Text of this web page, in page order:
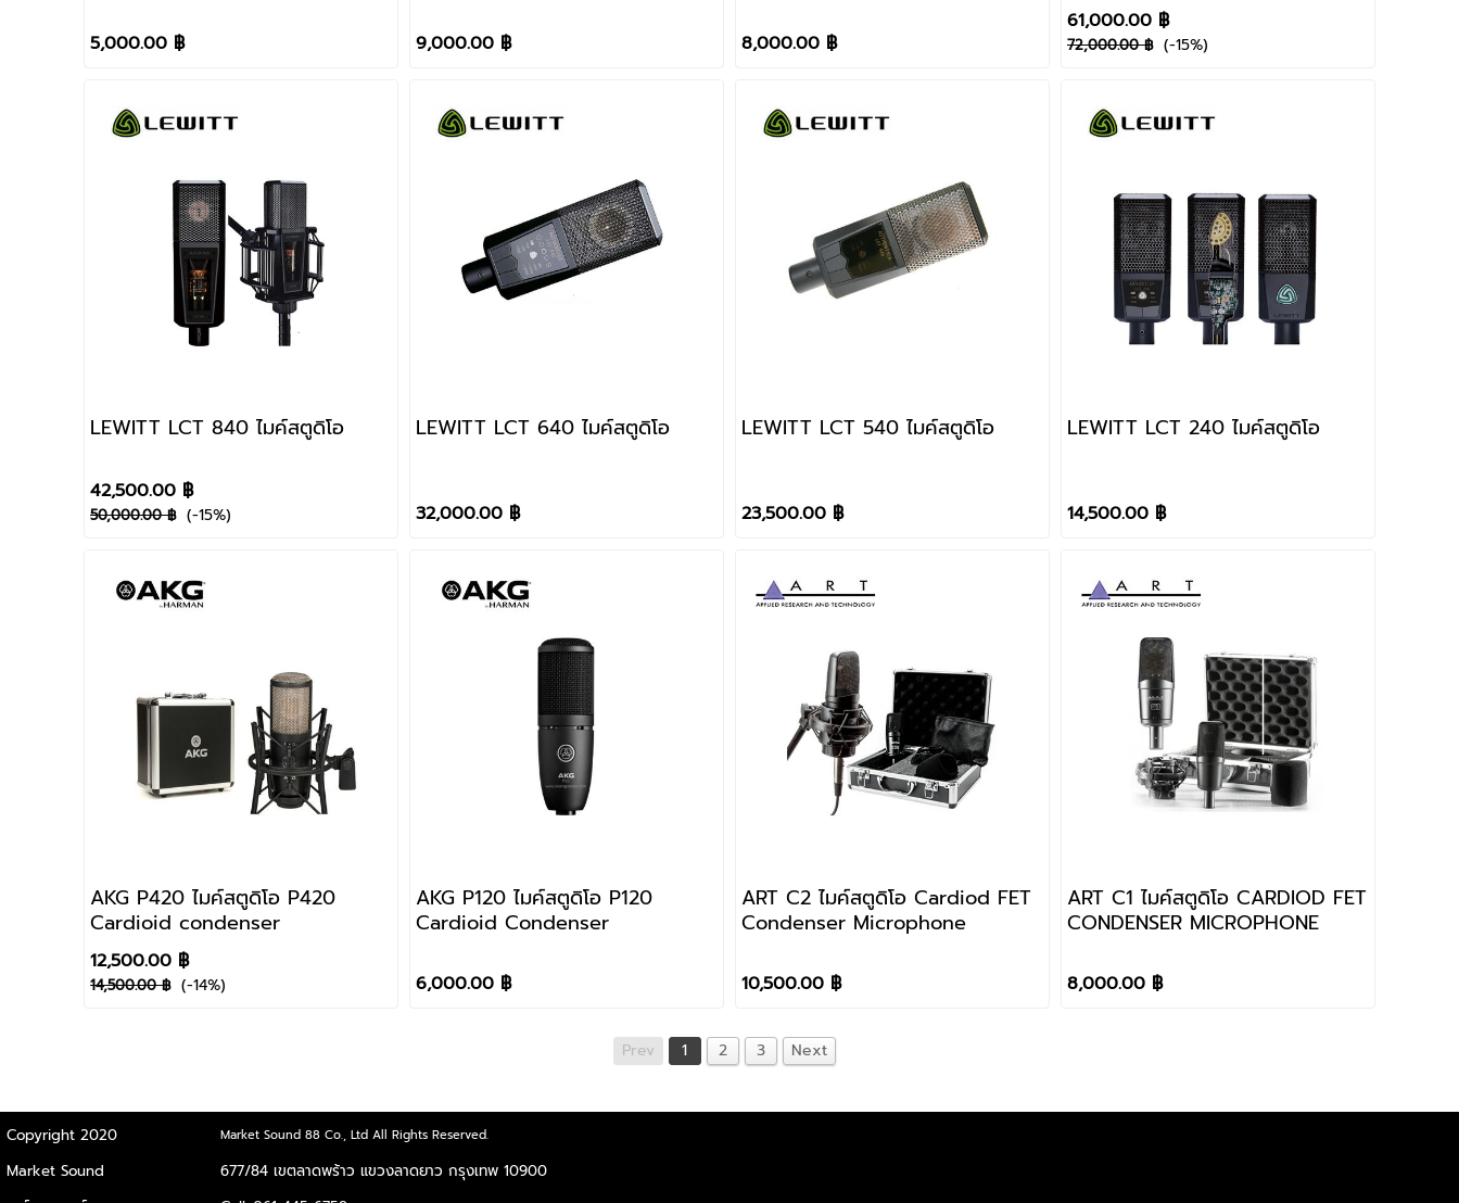
5,000.00 ฿ 9,000.00 ฿ 8,000.00 ฿
61,000.00 ฿
72,000.00 ฿ (-15%)
LEWITT LCT 840 ไมค์สตูดิโอ
42,500.00 ฿
50,000.00 ฿ (-15%)
LEWITT LCT 640 ไมค์สตูดิโอ
32,000.00 ฿
LEWITT LCT 540 ไมค์สตูดิโอ
23,500.00 ฿
LEWITT LCT 240 ไมค์สตูดิโอ
14,500.00 ฿
AKG P420 ไมค์สตูดิโอ P420
Cardioid condenser
12,500.00 ฿
14,500.00 ฿ (-14%)
AKG P120 ไมค์สตูดิโอ P120
Cardioid Condenser
6,000.00 ฿
ART C2 ไมค์สตูดิโอ Cardiod FET
Condenser Microphone
10,500.00 ฿
ART C1 ไมค์สตูดิโอ CARDIOD FET
CONDENSER MICROPHONE
8,000.00 ฿
Prev 1 2 3 Next
Copyright 2020 Market Sound 88 Co., Ltd All Rights Reserved.
Market Sound 677/84 เขตลาดพร้าว แขวงลาดยาว กรุงเทพ 10900